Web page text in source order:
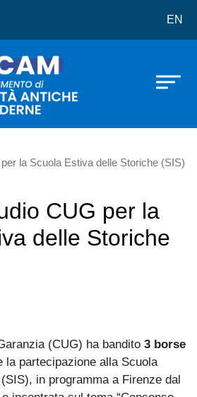
Civiltà Antiche eEN
la Scuola Estiva delle Storiche (SIS)
CUG per la
delle Storiche
(CUG) ha bandito 3 borse
la partecipazione alla Scuola
in programma a Firenze dal